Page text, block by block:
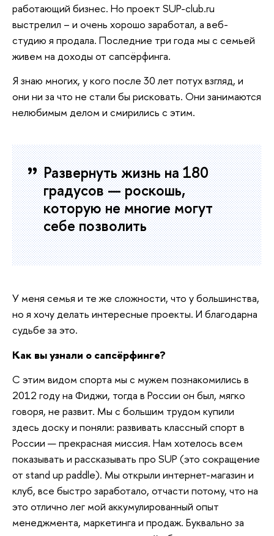
работающий бизнес. Но проект SUP-club.ru
выстрелил – и очень хорошо заработал, а веб-
студию я продала. Последние три года мы с семьей
живем на доходы от сапсёрфинга.
Я знаю многих, у кого после 30 лет потух взгляд, и
они ни за что не стали бы рисковать. Они занимаются
нелюбимым делом и смирились с этим.
Развернуть жизнь на 180
градусов — роскошь,
которую не многие могут
себе позволить
У меня семья и те же сложности, что у большинства,
но я хочу делать интересные проекты. И благодарна
судьбе за это.
Как вы узнали о сапсёрфинге?
С этим видом спорта мы с мужем познакомились в
2012 году на Фиджи, тогда в России он был, мягко
говоря, не развит. Мы с большим трудом купили
здесь доску и поняли: развивать классный спорт в
России — прекрасная миссия. Нам хотелось всем
показывать и рассказывать про SUP (это сокращение
от stand up paddle). Мы открыли интернет-магазин и
клуб, все быстро заработало, отчасти потому, что на
это отлично лег мой аккумулированный опыт
менеджмента, маркетинга и продаж. Буквально за